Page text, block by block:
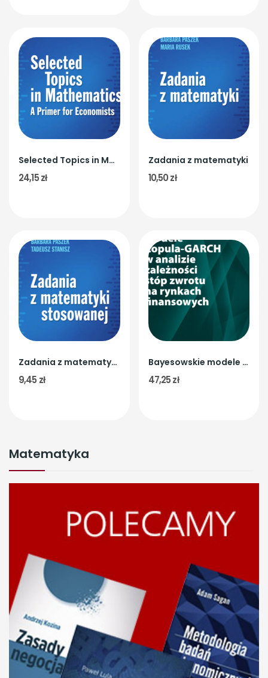
Matematyka
Selected Topics in Mathematics. A Primer for...
24,15 zł
Zadania z matematyki
10,50 zł
Zadania z matematyki stosowanej
9,45 zł
Bayesowskie modele Copula-GARCH w analizie...
47,25 zł